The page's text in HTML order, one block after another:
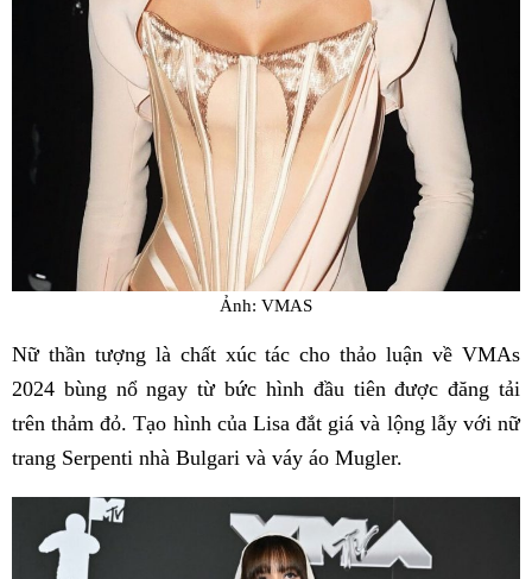
Ảnh: VMAS
Nữ thần tượng là chất xúc tác cho thảo luận về VMAs
2024 bùng nổ ngay từ bức hình đầu tiên được đăng tải
trên thảm đỏ. Tạo hình của Lisa đắt giá và lộng lẫy với nữ
trang Serpenti nhà Bulgari và váy áo Mugler.